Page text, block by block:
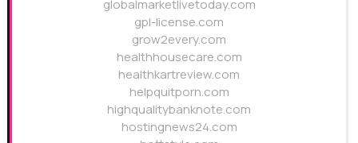
globalmarketlivetoday.com
gpl-license.com
grow2every.com
healthhousecare.com
healthkartreview.com
helpquitporn.com
highqualitybanknote.com
hostingnews24.com